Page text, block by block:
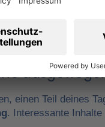
sich ein höherer
Calcium oder
auf eine
den veränderten
einen Teil deines
. Interessante